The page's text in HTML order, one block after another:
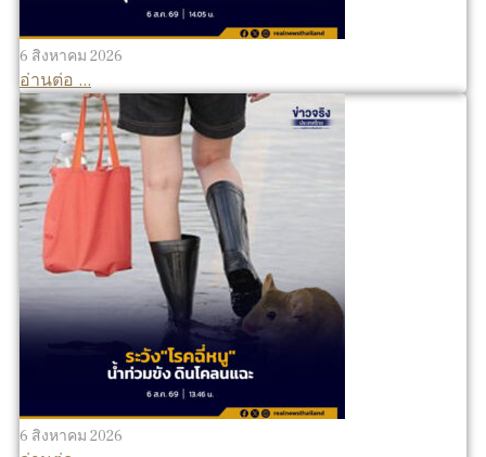
6 สิงหาคม 2026
อ่านต่อ ...
6 สิงหาคม 2026